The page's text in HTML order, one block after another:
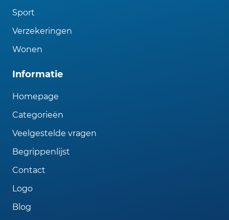
Sport
Verzekeringen
Wonen
Informatie
Homepage
Categorieën
Veelgestelde vragen
Begrippenlijst
Contact
Logo
Blog